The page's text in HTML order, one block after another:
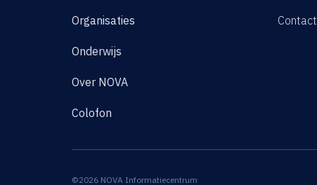
Organisaties
Onderwijs
Over NOVA
Colofon
Contact
©2026 NOVA Informatiecentrum